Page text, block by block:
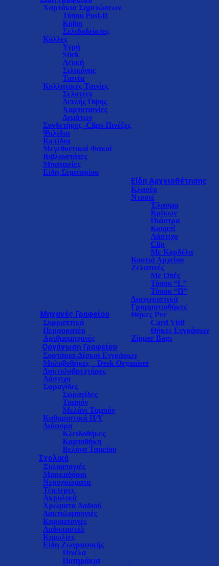
Χαρτάκια Σημειώσεων
Τύπου Post-It
Κύβοι
Σελιδοδείκτες
Κόλλες
Υγρή
Stick
Λευκή
Σιλικόνης
Ταινία
Κολλητικές Ταινίες
Σελοτέιπ
Διπλής Όψης
Χαρτοταινίες
Δεμάτων
Συνδετήρες -Clips-Πινέζες
Ψαλίδια
Κοπίδια
Μεγεθυντικοί Φακοί
Βιβλιοστάτες
Μπαταρίες
Είδη Σεμιναρίου
Μηχανές Γραφείου
Συρραπτικά
Περφορατέρ
Αριθμομηχανές
Είδη Αρχειοθέτησης
Κλασέρ
Ντοσιέ
Έλασμα
Κρίκων
Πιάστρα
Κουμπί
Λάστιχο
Clip
Με Κορδέλα
Κουτιά Αρχείου
Ζελατινές
Με Οπές
Τύπου “L”
Τύπου “Π”
Διαχωριστικά
Γραμματιοθήκες
Θήκες Pvc
Card Visit
Θήκες Εγγράφων
Zipper Bags
Oργάνωση Γραφείου
Συρτάρια-Δίσκοι Eγγράφων
Μολυβοθήκες – Desk Organiser
Δακτυλοβρεχτήρες
Λάστιχα
Σφραγίδες
Σφραγίδες
Ταμπόν
Μελάνι Ταμπόν
Καθαριστικά Η/Υ
Διάφορα
Κλειδοθήκες
Καρτοθήκη
Βελόνα Ταμείου
Σχολικά
Ξυλομπογιές
Μαρκαδόροι
Νεροχρώματα
Τέμπερες
Ακρυλικά
Χρώματα Λαδιού
Δακτυλομπογιές
Κηρομπογιές
Λαδοπαστέλ
Κιμωλίες
Είδη Ζωγραφικής
Πινέλα
Ποτηράκια